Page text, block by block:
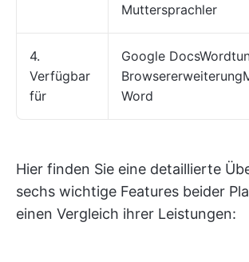
Muttersprachler
4.
Verfügbar
für
Google
Word
Hier finden Sie eine detaillierte
sechs wichtige Features beider
einen Vergleich ihrer Leistungen: